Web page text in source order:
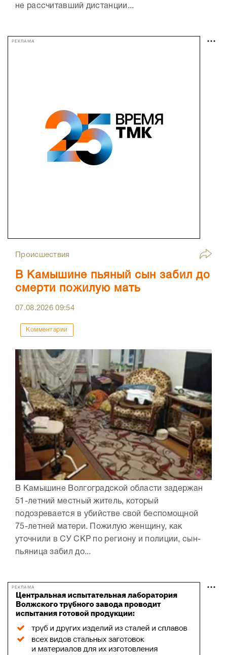
не рассчитавший дистанции...
РЕКЛАМА
Происшествия
В Камышине пьяный сын забил до
смерти пожилую мать
07.08.202609:54
Комментарии
В Камышине Волгоградской области задержан
51-летний местный житель, который
подозревается в убийстве свой беспомощной
75-летней матери. Пожилую женщину, как
уточнили в СУ СКР по региону и полиции, сын-
пьяница забил до...
РЕКЛАМА